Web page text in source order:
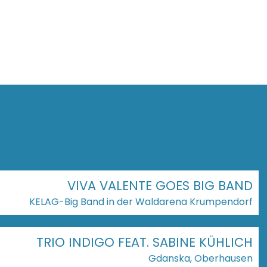
VIVA VALENTE GOES BIG BAND
KELAG-Big Band in der Waldarena Krumpendorf
TRIO INDIGO FEAT. SABINE KÜHLICH
Gdanska, Oberhausen